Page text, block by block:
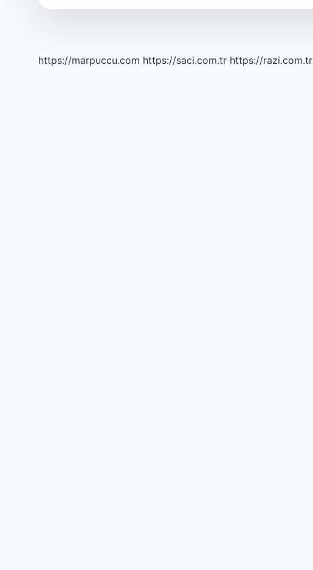
https://marpuccu.com https://saci.com.tr https://razi.com.tr